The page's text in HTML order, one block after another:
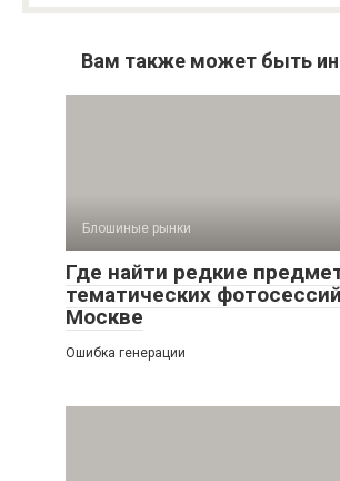
Вам также может быть
Блошиные рынки
Где найти редкие
тематических
Москве
Ошибка генерации